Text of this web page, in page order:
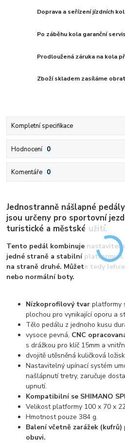
Doprava a seřízení jízdních
Po záběhu kola garanční
Prodloužená záruka na kola
Zboží skladem zasíláme
Kompletní specifikace
Hodnocení 0
Komentáře 0
Jednostranně nášlapné
jsou určeny pro sportovní
turistické a městské užití.
Tento pedál kombinuje
jedné straně a stabilní platformu
na straně druhé. Můžete tedy
nebo normální boty.
Nízkoprofilový tvar platformy
plochou pro vynikající oporu a
Tělo pedálu z jednoho kusu
vysoce pevná, CNC
s drážkou pro klíč 15mm a
dvojitě utěsněná kuličková
Nastavitelný upínací systém
našlápnutí tretry, zaručuje
upnutí.
Kompatibilní se SHIMANO
Velikost platformy 100 x 70 x
Hmotnost pouze 384 g.
Balení včetně zarážek
obuvi.